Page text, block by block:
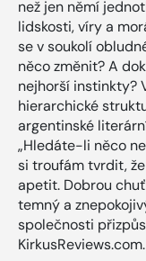
než jen němí
lidskosti, víry a
se v soukolí
něco změnit? A
nejhorší instinkty?
hierarchické
argentinské
„Hledáte-li něco
si troufám tvrdit,
apetit. Dobrou
temný a
společnosti
KirkusReviews.com.